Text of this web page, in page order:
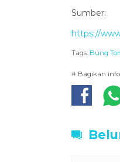
Sumber:
https://
Tags: Bung
# Bagikan